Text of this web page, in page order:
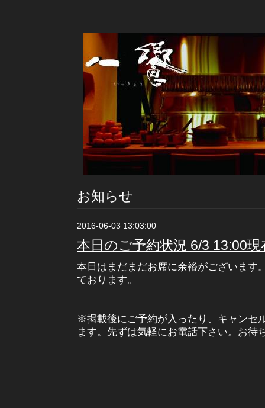
お知らせ
2016-06-03 13:03:00
本日のご予約状況 6/3 13:00現
本日はまだまだお席に余裕がございます
ております。
※掲載後にご予約が入ったり、キャンセ
ます。先ずは気軽にお電話下さい。お待